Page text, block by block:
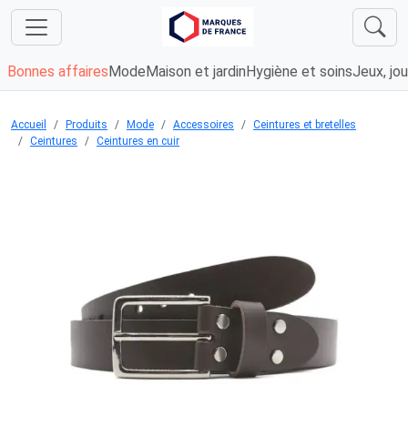
Bonnes affaires Mode Maison et jardin Hygiène et soinsJeux,
Accueil Produits Mode Accessoires
Ceintures et bretelles
Ceintures
Ceintures en cuir